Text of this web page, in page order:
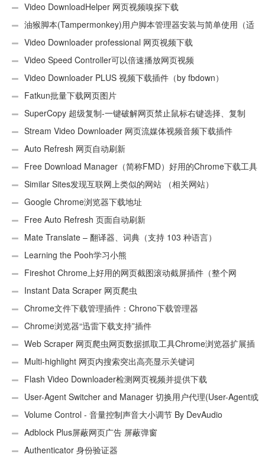
Video DownloadHelper 网页视频嗅探下载
油猴脚本(Tampermonkey)用户脚本管理器安装与简单使用（适
用Android）
Video Downloader professional 网页视频下载
Video Speed Controller可以倍速播放网页视频
Video Downloader PLUS 视频下载插件（by fbdown）
Fatkun批量下载网页图片
SuperCopy 超级复制-一键破解网页禁止鼠标右键选择、复制
Stream Video Downloader 网页流媒体视频音频下载插件
Auto Refresh 网页自动刷新
Free Download Manager（简称FMD）好用的Chrome下载工具
插件Similar Sites发现互联网上类似的网站 （相关网站）
Google Chrome浏览器下载地址
Free Auto Refresh 页面自动刷新
Mate Translate – 翻译器、词典（支持 103 种语言）
Learning the Pooh学习小熊
Fireshot Chrome上好用的网页截图滚动截屏插件（整个网
页）Instant Data Scraper 网页爬虫
Chrome文件下载管理插件：Chrono下载管理器
Chrome浏览器“迅雷下载支持”插件
Web Scraper 网页爬虫网页数据抓取工具Chrome浏览器扩展插
件 Multi-highlight 网页内搜索突出高亮显示关键词
Flash Video Downloader检测网页视频并提供下载
User-Agent Switcher and Manager 切换用户代理(User-Agent或
UA)Volume Control - 音量控制声音大小调节 By DevAudio
Adblock Plus屏蔽网页广告 屏蔽弹窗
Authenticator 身份验证器